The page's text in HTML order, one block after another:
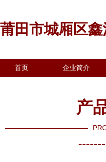
莆田市城厢区
首页 企业简介
产